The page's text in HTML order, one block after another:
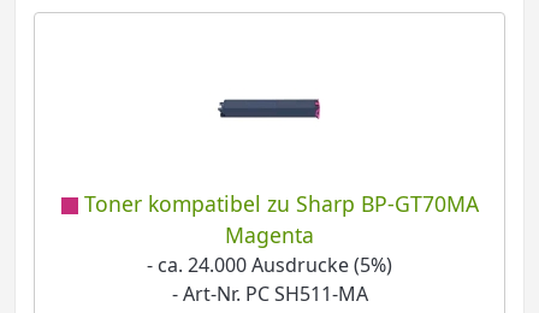
Toner kompatibel zu Sharp BP-GT70MA
Magenta
- ca. 24.000 Ausdrucke (5%)
- Art-Nr. PC SH511-MA